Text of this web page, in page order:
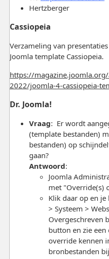
Hertzberger
Cassiopeia
Verzameling van
Joomla template Cassiopeia.
https://
2022/joomla-4-cassiopeia-
Dr. Joomla!
Vraag: Er wordt
(template bestanden)
bestanden) op
gaan?
Antwoord:
Joomla
met "Override(s)
Klik daar op en
> Systeem >
Overgeschreven
button en zie een
override kennen
bronbestanden